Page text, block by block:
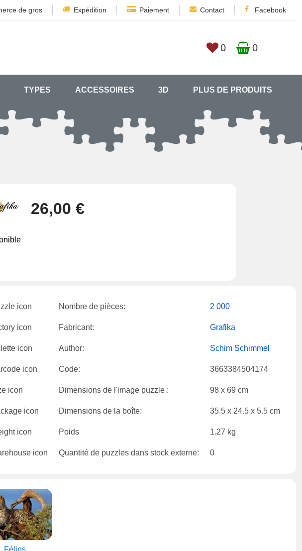
de gros Expédition Paiement Contact Facebook
0 0
TYPES ACCESSOIRES 3D PLUS DE PRODUITS
26,00 €
Nombre de pièces: 2 000
Fabricant: Grafika
Author: Schim Schimmel
Code: 3663384504174
Dimensions de l'image puzzle : 98 x 69 cm
Dimensions de la boîte: 35.5 x 24.5 x 5.5 cm
Poids 1.27 kg
Quantité de puzzles dans stock externe: 0
Félins